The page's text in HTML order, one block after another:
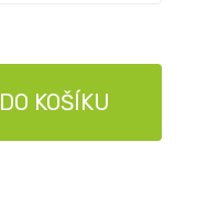
DO KOŠÍKU